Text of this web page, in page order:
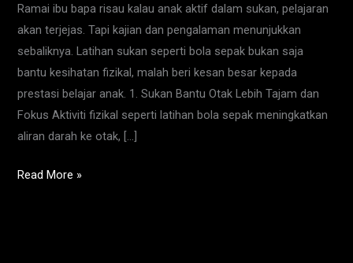
Ramai ibu bapa risau kalau anak aktif dalam sukan, pelajaran
akan terjejas. Tapi kajian dan pengalaman menunjukkan
sebaliknya. Latihan sukan seperti bola sepak bukan saja
bantu kesihatan fizikal, malah beri kesan besar kepada
prestasi belajar anak. 1. Sukan Bantu Otak Lebih Tajam dan
Fokus Aktiviti fizikal seperti latihan bola sepak meningkatkan
aliran darah ke otak, […]
Akademik
Anak
Read More »